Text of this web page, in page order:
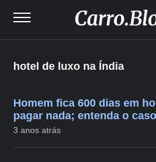
hotel de luxo na Índia
Homem fica 600 dias em
pagar nada; entenda o caso
3 anos atrás